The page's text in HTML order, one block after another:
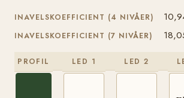
INAVELSKOEFFICIENT (4 NIVÅER)
INAVELSKOEFFICIENT (7 NIVÅER)
PROFIL LED 1 LED 2